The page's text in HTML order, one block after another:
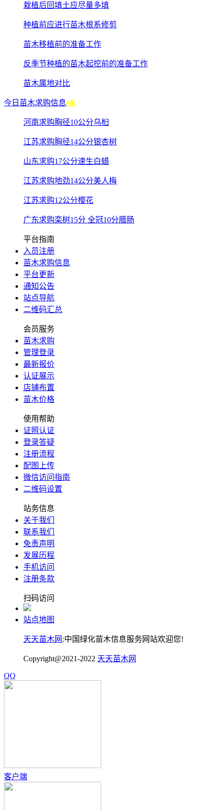
栽植后回填土应尽量多填
种植前应进行苗木根系修剪
苗木移植前的准备工作
反季节种植的苗木起挖前的准备工作
苗木属地对比
今日苗木求购信息0条
河南求购胸径10公分乌桕
江苏求购胸径14公分银杏树
山东求购17公分速生白蜡
江苏求购地劲14公分美人梅
江苏求购12公分樱花
广东求购栾树15分 全冠10分腊肠
平台指南
入员注册
苗木求购信息
平台更新
通知公告
站点导航
二维码汇总
会员服务
苗木求购
管理登录
最新报价
认证展示
店铺布置
苗木价格
使用帮助
证照认证
登录答疑
注册流程
配图上传
微信访问指南
二维码设置
站务信息
关于我们
联系我们
免责声明
发展历程
手机访问
注册条款
扫码访问
站点地图
天天苗木网 :中国绿化苗木信息服务网站欢迎您!
Copyright@2021-2022 天天苗木网
QQ
客户端